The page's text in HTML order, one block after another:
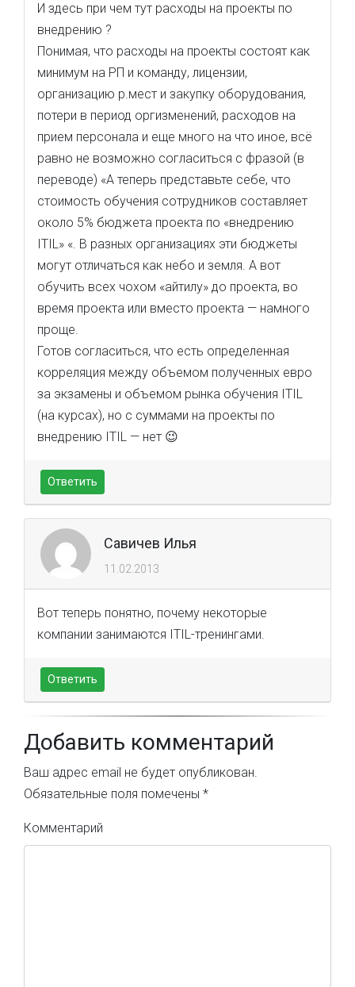
И здесь при чем тут расходы на проекты по
внедрению ?
Понимая, что расходы на проекты состоят как
минимум на РП и команду, лицензии,
организацию р.мест и закупку оборудования,
потери в период оргизменений, расходов на
прием персонала и еще много на что иное, всё
равно не возможно согласиться с фразой (в
переводе) «А теперь представьте себе, что
стоимость обучения сотрудников составляет
около 5% бюджета проекта по «внедрению
ITIL» «. В разных организациях эти бюджеты
могут отличаться как небо и земля. А вот
обучить всех чохом «айтилу» до проекта, во
время проекта или вместо проекта — намного
проще.
Готов согласиться, что есть определенная
корреляция между объемом полученных евро
за экзамены и объемом рынка обучения ITIL
(на курсах), но с суммами на проекты по
внедрению ITIL — нет 😉
Ответить
Савичев Илья
11.02.2013
Вот теперь понятно, почему некоторые
компании занимаются ITIL-тренингами.
Ответить
Добавить комментарий
Ваш адрес email не будет опубликован.
Обязательные поля помечены *
Комментарий